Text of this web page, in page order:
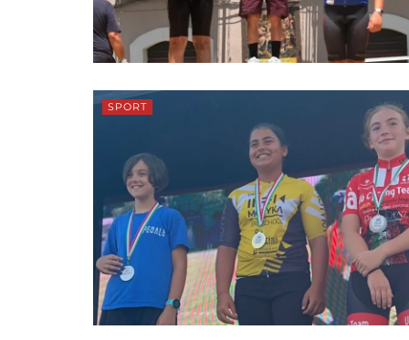
SPORT